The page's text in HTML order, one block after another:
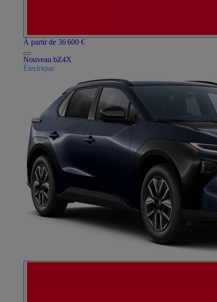
À partir de 36 600 €
Nouveau bZ4X
Électrique